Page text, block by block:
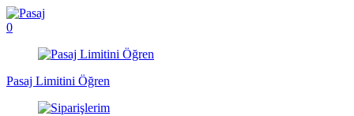
0
Pasaj Limitini Öğren